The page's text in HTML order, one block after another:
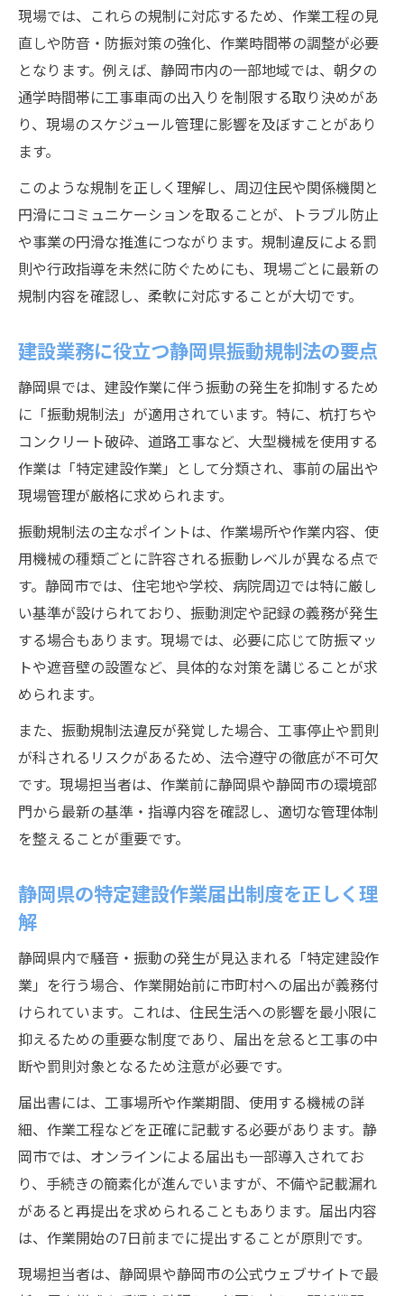
建設業だからこそ知るべき静岡の届出要件
静岡県特定建設作業届出の基礎知識を整理
建設現場で必要な静岡県の行政手続きとは
特定施設届出書提出における注意点と実務
例
静岡県建設作業の法令遵守ポイントを解説
これからの静岡建設作業に活かす実践ガイド
静岡県建設作業の実務対応ガイドと今後の
展望
法
静岡での建設事業に役立つ現場対応力の磨
き方
建設作業の効率化を目指す最新ノウハウま
とめ
静岡県特定建設作業の実践的なチェックポ
イント
現場では、これらの規制に対応するため、作業工程の見
直しや防音・防振対策の強化、作業時間帯の調整が必要
となります。例えば、静岡市内の一部地域では、朝夕の
通学時間帯に工事車両の出入りを制限する取り決めがあ
り、現場のスケジュール管理に影響を及ぼすことがあり
ます。
このような規制を正しく理解し、周辺住民や関係機関と
円滑にコミュニケーションを取ることが、トラブル防止
や事業の円滑な推進につながります。規制違反による罰
則や行政指導を未然に防ぐためにも、現場ごとに最新の
規制内容を確認し、柔軟に対応することが大切です。
建設業務に役立つ静岡県振動規制法の要点
静岡県では、建設作業に伴う振動の発生を抑制するため
に「振動規制法」が適用されています。特に、杭打ちや
コンクリート破砕、道路工事など、大型機械を使用する
作業は「特定建設作業」として分類され、事前の届出や
現場管理が厳格に求められます。
振動規制法の主なポイントは、作業場所や作業内容、使
用機械の種類ごとに許容される振動レベルが異なる点で
す。静岡市では、住宅地や学校、病院周辺では特に厳し
い基準が設けられており、振動測定や記録の義務が発生
する場合もあります。現場では、必要に応じて防振マッ
トや遮音壁の設置など、具体的な対策を講じることが求
められます。
また、振動規制法違反が発覚した場合、工事停止や罰則
が科されるリスクがあるため、法令遵守の徹底が不可欠
です。現場担当者は、作業前に静岡県や静岡市の環境部
門から最新の基準・指導内容を確認し、適切な管理体制
を整えることが重要です。
静岡県の特定建設作業届出制度を正しく理
解
静岡県内で騒音・振動の発生が見込まれる「特定建設作
業」を行う場合、作業開始前に市町村への届出が義務付
けられています。これは、住民生活への影響を最小限に
抑えるための重要な制度であり、届出を怠ると工事の中
断や罰則対象となるため注意が必要です。
届出書には、工事場所や作業期間、使用する機械の詳
細、作業工程などを正確に記載する必要があります。静
岡市では、オンラインによる届出も一部導入されてお
り、手続きの簡素化が進んでいますが、不備や記載漏れ
があると再提出を求められることもあります。届出内容
は、作業開始の7日前までに提出することが原則です。
現場担当者は、静岡県や静岡市の公式ウェブサイトで最